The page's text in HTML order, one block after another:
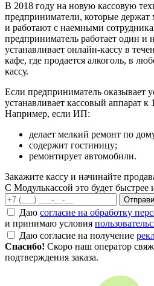
В 2018 году на новую кассовую
предприниматели, которые
и работают с наемными
предприниматель работает один и
устанавливает онлайн-кассу в
кафе, где продается алкоголь, в
кассу.
Если предприниматель оказывает
устанавливает кассовый аппарат к
Например, если ИП:
делает мелкий ремонт по
содержит гостиницу;
ремонтирует автомобили.
Закажите кассу и начинайте
С Модулькассой это будет быстрее
Даю согласие на обработку
и принимаю условия
Даю согласие на получение
Спасибо! Скоро наш оператор
подтверждения заказа.